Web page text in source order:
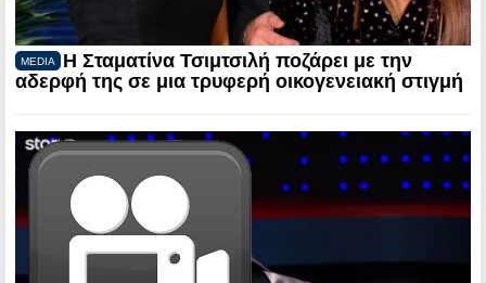
MEDIA
Η Σταματίνα Τσιμτσιλή ποζάρει με την
αδερφή της σε μια τρυφερή οικογενειακή στιγμή